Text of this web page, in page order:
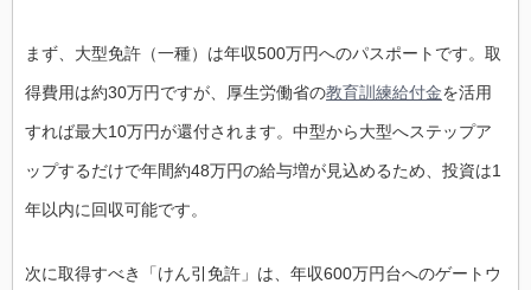
まず、大型免許（一種）は年収500万円へのパスポートです。取
得費用は約30万円ですが、厚生労働省の教育訓練給付金を活用
すれば最大10万円が還付されます。中型から大型へステップア
ップするだけで年間約48万円の給与増が見込めるため、投資は1
年以内に回収可能です。
次に取得すべき「けん引免許」は、年収600万円台へのゲートウ